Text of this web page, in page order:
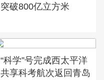
突破800亿立方米
“科学”号完成西太平洋
共享科考航次返回青岛